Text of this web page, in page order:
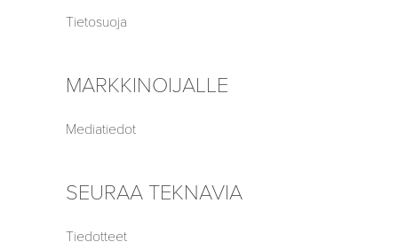
Tietosuoja
MARKKINOIJALLE
Mediatiedot
SEURAA TEKNAVIA
Tiedotteet